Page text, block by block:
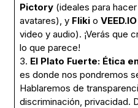
Pictory(ideales para
avatares), y Flikio VEED.IO
video y audio). ¡Verás que
lo que parece!
3. El Plato Fuerte: Ética
es donde nos pondremos
Hablaremos de
discriminación, privacidad.